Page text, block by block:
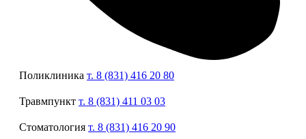
Поликлиника т. 8 (831) 416 20 80
Травмпункт т. 8 (831) 411 03 03
Стоматология т. 8 (831) 416 20 90